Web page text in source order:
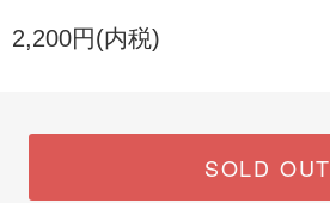
2,200円(内税)
SOLD OUT